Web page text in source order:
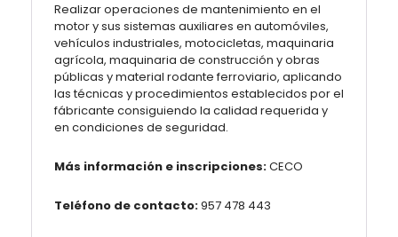
Realizar operaciones de mantenimiento en el
motor y sus sistemas auxiliares en automóviles,
vehículos industriales, motocicletas, maquinaria
agrícola, maquinaria de construcción y obras
públicas y material rodante ferroviario, aplicando
las técnicas y procedimientos establecidos por el
fábricante consiguiendo la calidad requerida y
en condiciones de seguridad.
Más información e inscripciones:CECO
Teléfono de contacto:957 478 443